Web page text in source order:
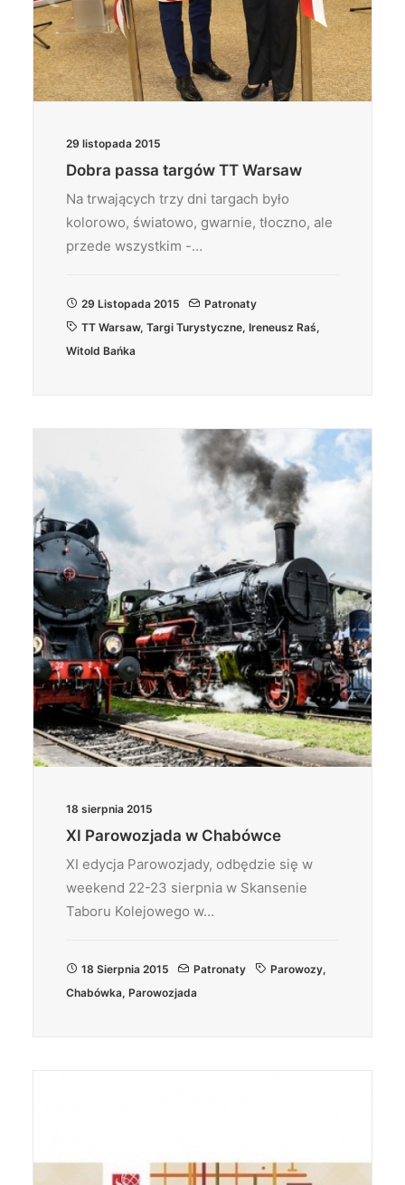
29 listopada 2015
Dobra passa targów TT Warsaw
Na trwających trzy dni targach było
kolorowo, światowo, gwarnie, tłoczno, ale
przede wszystkim -…
29 Listopada 2015
Patronaty
TT Warsaw, Targi Turystyczne, Ireneusz Raś,
Witold Bańka
18 sierpnia 2015
XI Parowozjada w Chabówce
XI edycja Parowozjady, odbędzie się w
weekend 22-23 sierpnia w Skansenie
Taboru Kolejowego w…
18 Sierpnia 2015 Patronaty Parowozy,
Chabówka, Parowozjada